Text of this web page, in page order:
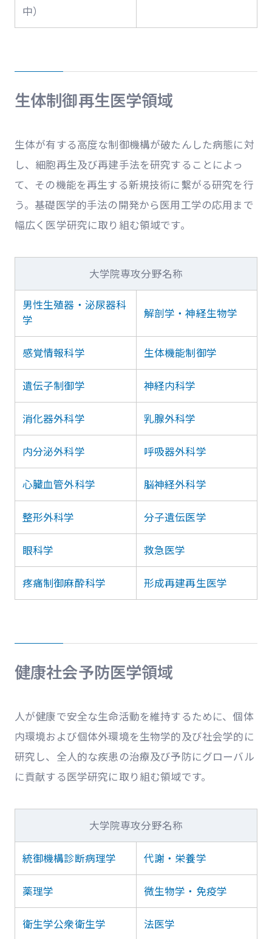
中）
生体制御再生医学領域
生体が有する高度な制御機構が破たんした病態に対
し、細胞再生及び再建手法を研究することによっ
て、その機能を再生する新規技術に繫がる研究を行
う。基礎医学的手法の開発から医用工学の応用まで
幅広く医学研究に取り組む領域です。
大学院専攻分野名称
男性生殖器・泌尿器科
学
解剖学・神経生物学
感覚情報科学 生体機能制御学
遺伝子制御学 神経内科学
消化器外科学 乳腺外科学
内分泌外科学 呼吸器外科学
心臓血管外科学 脳神経外科学
整形外科学 分子遺伝医学
眼科学 救急医学
疼痛制御麻酔科学 形成再建再生医学
健康社会予防医学領域
人が健康で安全な生命活動を維持するために、個体
内環境および個体外環境を生物学的及び社会学的に
研究し、全人的な疾患の治療及び予防にグローバル
に貢献する医学研究に取り組む領域です。
大学院専攻分野名称
統御機構診断病理学 代謝・栄養学
薬理学 微生物学・免疫学
衛生学公衆衛生学 法医学